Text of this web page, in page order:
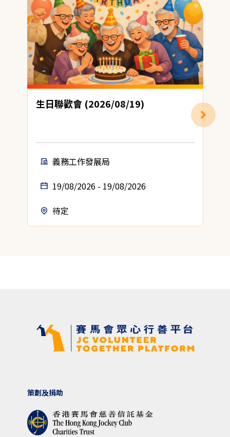
生日聯歡會 (2026/08/19)
義務工作發展局
19/08/2026 - 19/08/2026
待定
策劃及捐助